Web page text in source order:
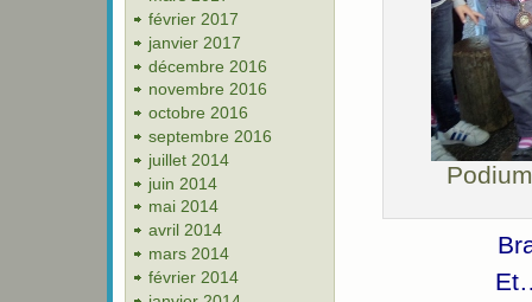
février 2017
janvier 2017
décembre 2016
novembre 2016
octobre 2016
septembre 2016
juillet 2014
juin 2014
mai 2014
avril 2014
mars 2014
février 2014